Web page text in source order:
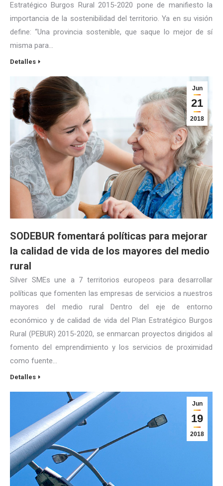
Estratégico Burgos Rural 2015-2020 pone de manifiesto la
importancia de la sostenibilidad del territorio. Ya en su visión
define: “Una provincia sostenible, que saque lo mejor de sí
misma para…
Detalles
Jun
21
2018
SODEBUR fomentará políticas para mejorar
la calidad de vida de los mayores del medio
rural
Silver SMEs une a 7 territorios europeos para desarrollar
políticas que fomenten las empresas de servicios a nuestros
mayores del medio rural Dentro del eje de entorno
económico y de calidad de vida del Plan Estratégico Burgos
Rural (PEBUR) 2015-2020, se enmarcan proyectos dirigidos al
fomento del emprendimiento y los servicios de proximidad
como fuente…
Detalles
Jun
19
2018